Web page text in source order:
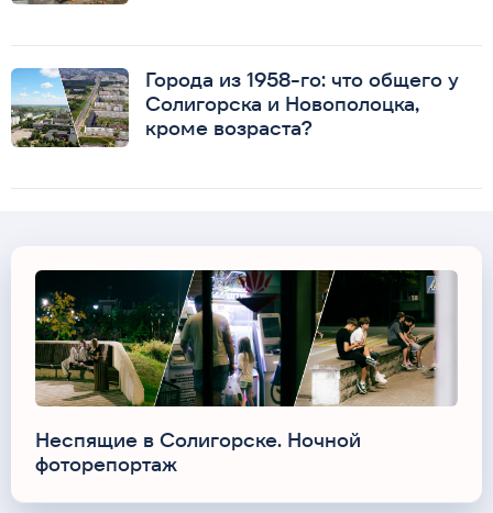
Города из 1958-го: что общего у
Солигорска и Новополоцка,
кроме возраста?
Неспящие в Солигорске. Ночной
фоторепортаж